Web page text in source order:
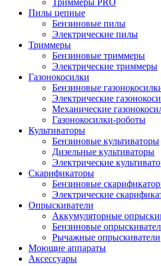
Триммеры PRO
Пилы цепные
Бензиновые пилы
Электрические пилы
Триммеры
Бензиновые триммеры
Электрические триммеры
Газонокосилки
Бензиновые
Электрические
Механические
Газонокосилки-роботы
Культиваторы
Бензиновые культиваторы
Дизельные культиваторы
Электрические
Скарификаторы
Бензиновые
Электрические
Опрыскиватели
Аккумуляторные
Бензиновые
Рычажные опрыскиватели
Моющие аппараты
Аксессуары